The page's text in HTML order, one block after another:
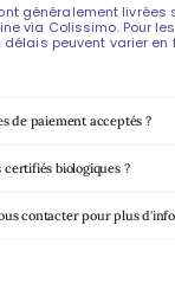
généralement livrées
via Colissimo. Pour
peuvent varier en
de paiement acceptés ?
certifiés biologiques ?
contacter pour plus